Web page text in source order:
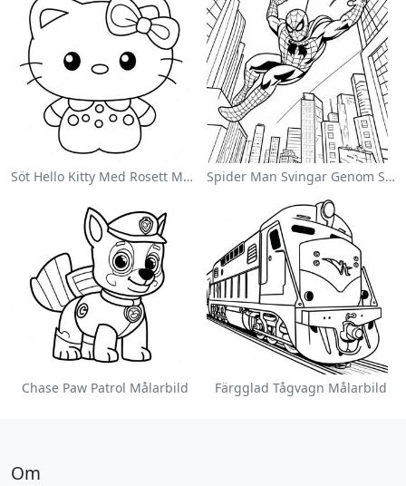
Söt Hello Kitty Med Rosett Målarbild Spider Man Svingar Genom Staden Målarbild
Chase Paw Patrol Målarbild Färgglad Tågvagn Målarbild
Om